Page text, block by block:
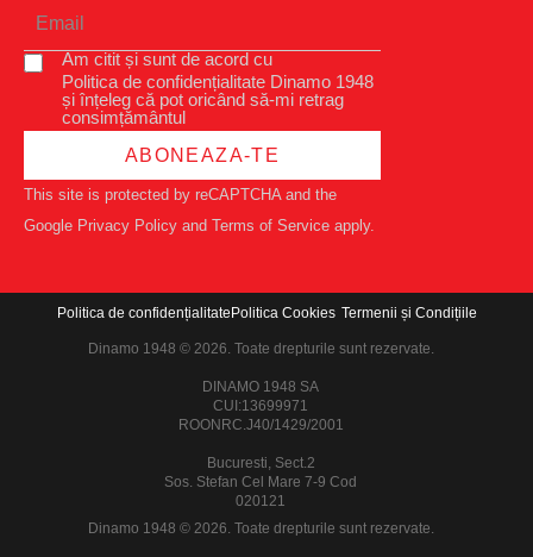
Am citit și sunt de acord cu
Politica de confidențialitate Dinamo 1948
și înțeleg că pot oricând să-mi retrag
consimțământul
ABONEAZA-TE
This site is protected by reCAPTCHA and the
Google Privacy Policy and Terms of Service apply.
Politica de confidențialitate Politica Cookies Termenii și Condițiile
Dinamo 1948 © 2026. Toate drepturile sunt rezervate.
DINAMO 1948 SA
CUI:13699971
ROONRC.J40/1429/2001
Bucuresti, Sect.2
Sos. Stefan Cel Mare 7-9 Cod
020121
Dinamo 1948 © 2026. Toate drepturile sunt rezervate.